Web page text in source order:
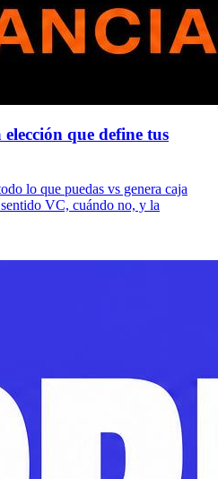
que define tus
lo que puedas vs genera caja
VC, cuándo no, y la